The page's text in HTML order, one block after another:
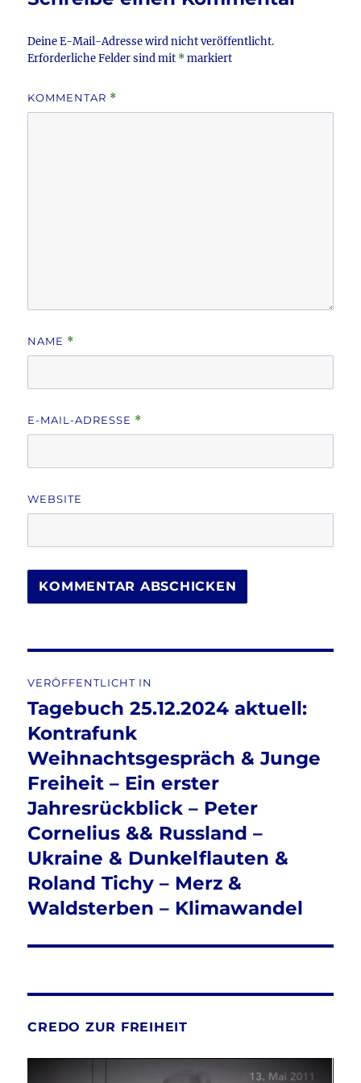
o
k
Deine E-Mail-Adresse wird nicht veröffentlicht.
Erforderliche Felder sind mit *markiert
KOMMENTAR *
NAME *
E-MAIL-ADRESSE *
WEBSITE
VERÖFFENTLICHT IN
Tagebuch 25.12.2024 aktuell:
Kontrafunk
Weihnachtsgespräch & Junge
Freiheit – Ein erster
Jahresrückblick – Peter
Cornelius && Russland –
Ukraine & Dunkelflauten &
Roland Tichy – Merz &
Waldsterben – Klimawandel
CREDO ZUR FREIHEIT